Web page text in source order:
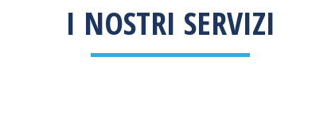
I NOSTRI SERVIZI